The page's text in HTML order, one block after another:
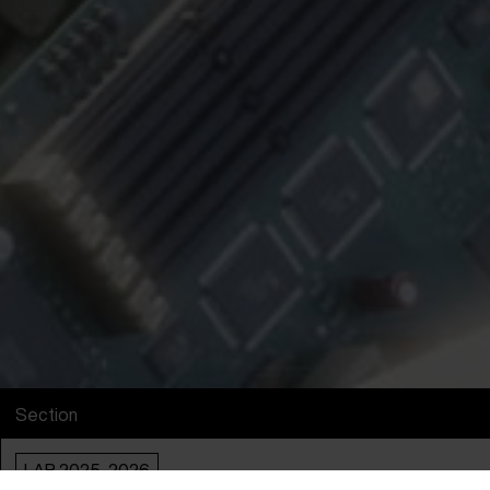
Section
LAB 2025-2026